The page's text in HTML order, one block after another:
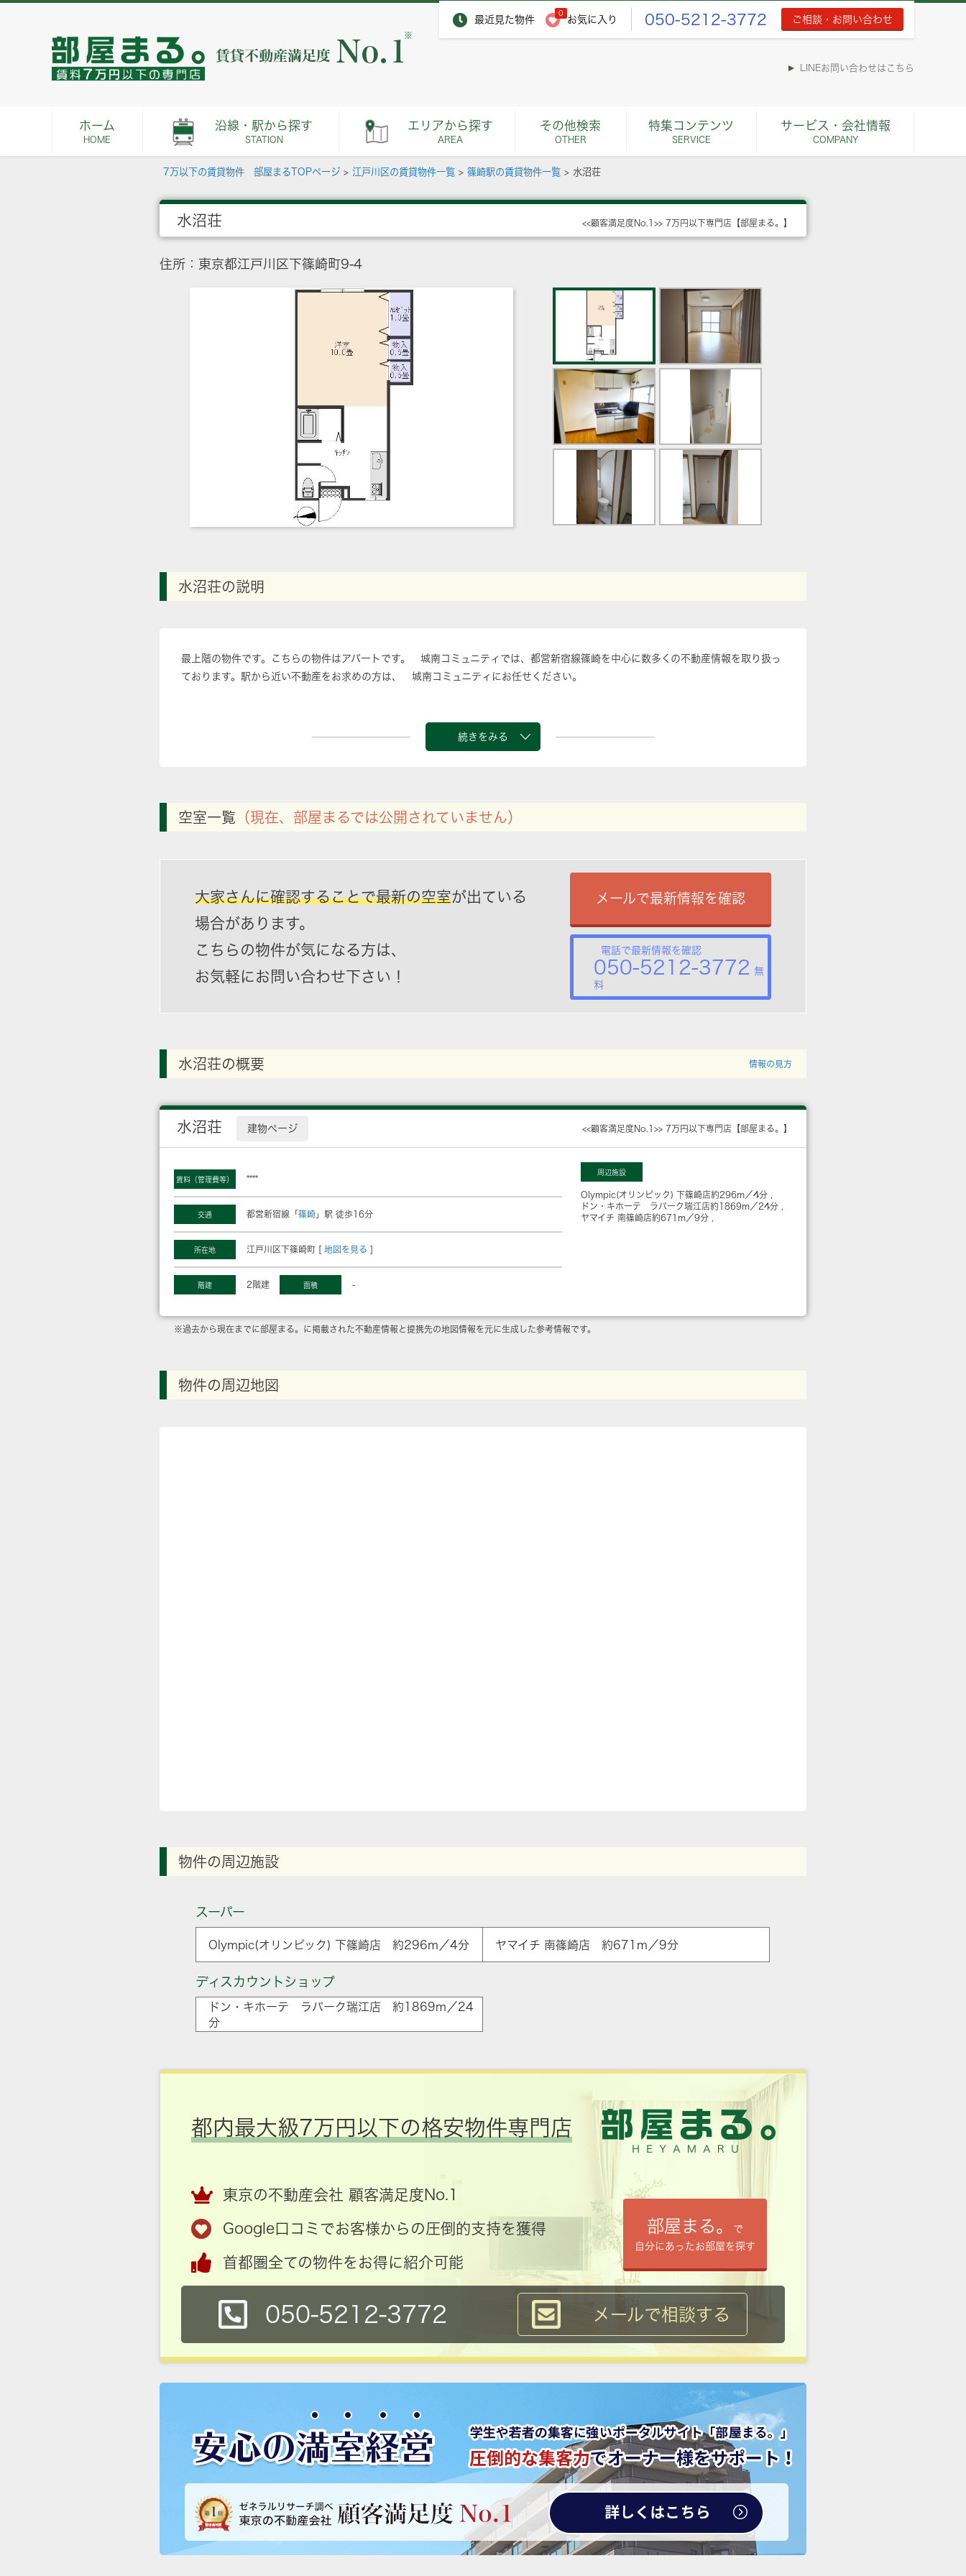
最近見た物件
0
お気に入り 050-5212-3772 ご相談・お問い合わせ
※
LINEお問い合わせはこちら
ホーム
HOME
沿線・駅から探す
STATION
エリアから探す
AREA
その他検索
OTHER
特集コンテンツ
SERVICE
サービス・会社情報
COMPANY
7万以下の賃貸物件 部屋まるTOPページ > 江戸川区の賃貸物件一覧 > 篠崎駅の賃貸物件一覧 > 水沼荘
水沼荘 <<顧客満足度No.1>> 7万円以下専門店【部屋まる。】
住所：東京都江戸川区下篠崎町9-4
水沼荘の説明
最上階の物件です。こちらの物件はアパートです。 城南コミュニティでは、都営新宿線篠崎を中心に数多くの不動産情報を取り扱っ
ております。駅から近い不動産をお求めの方は、 城南コミュニティにお任せください。
続きをみる
空室一覧 （現在、部屋まるでは公開されていません）
大家さんに確認することで最新の空室が出ている
場合があります。
こちらの物件が気になる方は、
お気軽にお問い合わせ下さい！
メールで最新情報を確認
電話で最新情報を確認
050-5212-3772 無
料
水沼荘の概要 情報の見方
水沼荘 建物ページ <<顧客満足度No.1>> 7万円以下専門店【部屋まる。】
賃料（管理費等） ****
交通 都営新宿線「 篠崎 」駅 徒歩16分
所在地 江戸川区下篠崎町 [ 地図を見る ]
階建 2階建 面積 -
周辺施設
Olympic(オリンピック) 下篠崎店約296m／4分
ドン・キホーテ ラパーク瑞江店約1869m／24分
ヤマイチ 南篠崎店約671m／9分
※過去から現在までに部屋まる。に掲載された不動産情報と提携先の地図情報を元に生成した参考情報です。
物件の周辺地図
物件の周辺施設
スーパー
Olympic(オリンピック) 下篠崎店 約296m／4分 ヤマイチ 南篠崎店 約671m／9分
ディスカウントショップ
ドン・キホーテ ラパーク瑞江店 約1869m／24
分
都内最大級7万円以下の格安物件専門店
東京の不動産会社 顧客満足度No.1
Google口コミでお客様からの圧倒的支持を獲得
首都圏全ての物件をお得に紹介可能
部屋まる。
で
自分にあったお部屋を探す
050-5212-3772 メールで相談する